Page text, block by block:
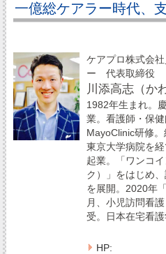
一億総ケアラー時代、
ケアプロ株式会
ー 代表取締役
川添高志（か
1982年生まれ。
業。看護師・保
MayoClinic研修。
東京大学病院を
起業。「ワンコ
ク）」をはじめ
を展開。2020年
月、小児訪問看
受。日本在宅看護
HP: